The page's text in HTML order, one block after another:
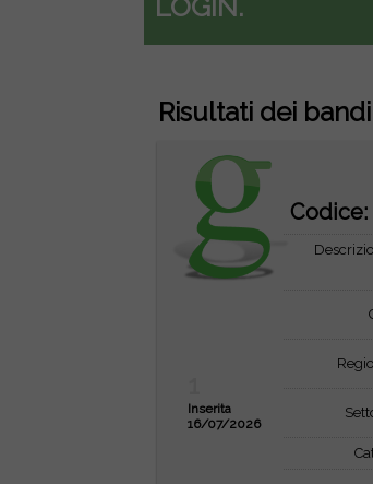
LOGIN.
Risultati dei
Codice:
Inserita
16/07/2026